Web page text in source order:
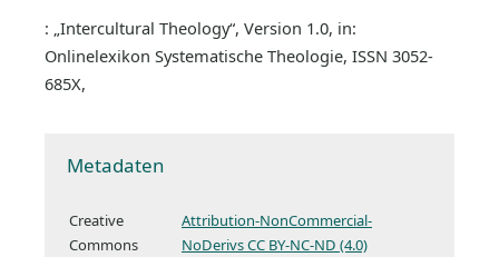
: „Intercultural Theology“, Version 1.0, in:
Onlinelexikon Systematische Theologie, ISSN 3052-
685X,
Metadaten
Creative
Commons
Attribution-NonCommercial-
NoDerivs CC BY-NC-ND (4.0)